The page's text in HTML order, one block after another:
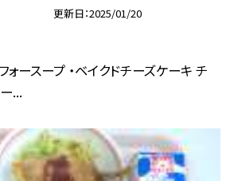
更新日 2025/01/20
ォースープ ・ベイクドチーズケーキ チ
...